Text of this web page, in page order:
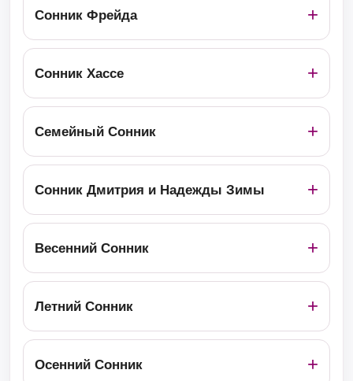
Сонник Фрейда
Сонник Хассе
Семейный Сонник
Сонник Дмитрия и Надежды Зимы
Весенний Сонник
Летний Сонник
Осенний Сонник